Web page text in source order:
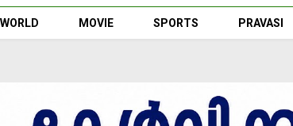
WORLD MOVIE SPORTS PRAVASI